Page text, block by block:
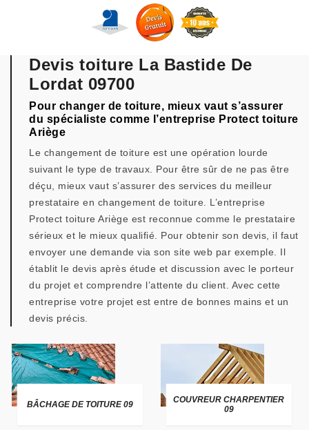
Devis toiture La Bastide De
Lordat 09700
Pour changer de toiture, mieux vaut s’assurer
du spécialiste comme l’entreprise Protect toiture
Ariège
Le changement de toiture est une opération lourde
suivant le type de travaux. Pour être sûr de ne pas être
déçu, mieux vaut s’assurer des services du meilleur
prestataire en changement de toiture. L’entreprise
Protect toiture Ariège est reconnue comme le prestataire
sérieux et le mieux qualifié. Pour obtenir son devis, il faut
envoyer une demande via son site web par exemple. Il
établit le devis après étude et discussion avec le porteur
du projet et comprendre l’attente du client. Avec cette
entreprise votre projet est entre de bonnes mains et un
devis précis.
BÂCHAGE DE TOITURE 09
COUVREUR CHARPENTIER
09